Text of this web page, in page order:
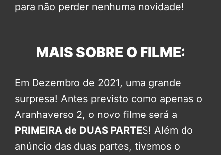
para não perder nenhuma novidade!
MAIS SOBRE O FILME:
Em Dezembro de 2021, uma grande
surpresa! Antes previsto como apenas o
Aranhaverso 2, o novo filme será a
PRIMEIRA de DUAS PARTES! Além do
anúncio das duas partes, tivemos o